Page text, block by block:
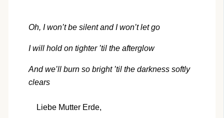
Oh, I won’t be silent and I won’t let go
I will hold on tighter ’til the afterglow
And we’ll burn so bright ’til the darkness softly
clears
Liebe Mutter Erde,